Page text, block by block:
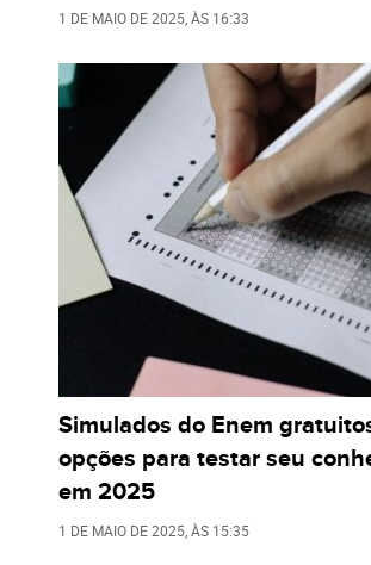
1 DE MAIO DE 2025 , ÀS 16:33
Simulados do Enem
opções para testar seu
em 2025
1 DE MAIO DE 2025 , ÀS 15:35